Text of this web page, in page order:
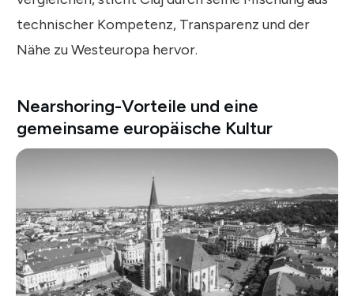
technischer Kompetenz, Transparenz und der
Nähe zu Westeuropa hervor.
Nearshoring-Vorteile und eine
gemeinsame europäische Kultur